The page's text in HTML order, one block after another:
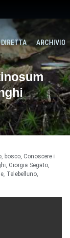
DIRETTA ARCHIVIO
bosco Conoscere i
Giorgia Segato
Telebelluno